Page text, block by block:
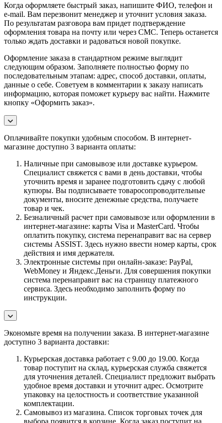
Когда оформляете быстрый заказ, напишите ФИО, телефон и
e-mail. Вам перезвонит менеджер и уточнит условия заказа.
По результатам разговора вам придет подтверждение
оформления товара на почту или через СМС. Теперь останется
только ждать доставки и радоваться новой покупке.
Оформление заказа в стандартном режиме выглядит
следующим образом. Заполняете полностью форму по
последовательным этапам: адрес, способ доставки, оплаты,
данные о себе. Советуем в комментарии к заказу написать
информацию, которая поможет курьеру вас найти. Нажмите
кнопку «Оформить заказ».
Оплачивайте покупки удобным способом. В интернет-
магазине доступно 3 варианта оплаты:
Наличные при самовывозе или доставке курьером.
Специалист свяжется с вами в день доставки, чтобы
уточнить время и заранее подготовить сдачу с любой
купюры. Вы подписываете товаросопроводительные
документы, вносите денежные средства, получаете
товар и чек.
Безналичный расчет при самовывозе или оформлении в
интернет-магазине: карты Visa и MasterCard. Чтобы
оплатить покупку, система перенаправит вас на сервер
системы ASSIST. Здесь нужно ввести номер карты, срок
действия и имя держателя.
Электронные системы при онлайн-заказе: PayPal,
WebMoney и Яндекс.Деньги. Для совершения покупки
система перенаправит вас на страницу платежного
сервиса. Здесь необходимо заполнить форму по
инструкции.
Экономьте время на получении заказа. В интернет-магазине
доступно 3 варианта доставки:
Курьерская доставка работает с 9.00 до 19.00. Когда
товар поступит на склад, курьерская служба свяжется
для уточнения деталей. Специалист предложит выбрать
удобное время доставки и уточнит адрес. Осмотрите
упаковку на целостность и соответствие указанной
комплектации.
Самовывоз из магазина. Список торговых точек для
выбора появится в корзине. Когда заказ поступит на